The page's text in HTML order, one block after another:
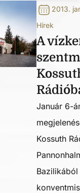
2013.
Hírek
A
Január 6-
Kossuth